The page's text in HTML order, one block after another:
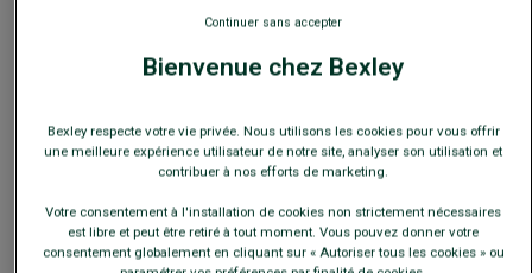
Guide des tailles
Quelle est ma taille ?
Bienvenue chez Bexley
Bexley respecte votre vie privée. Nous utilisons les cookies pour vous offrir
une meilleure expérience utilisateur de notre site, analyser son utilisation et
contribuer à nos efforts de marketing.
Votre consentement à l'installation de cookies non strictement nécessaires
est libre et peut être retiré à tout moment. Vous pouvez donner votre
consentement globalement en cliquant sur « Autoriser tous les cookies » ou
Continuer sans accepter